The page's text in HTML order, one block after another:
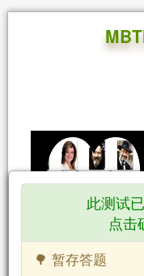
此测试
点击
🌳 暂存答题